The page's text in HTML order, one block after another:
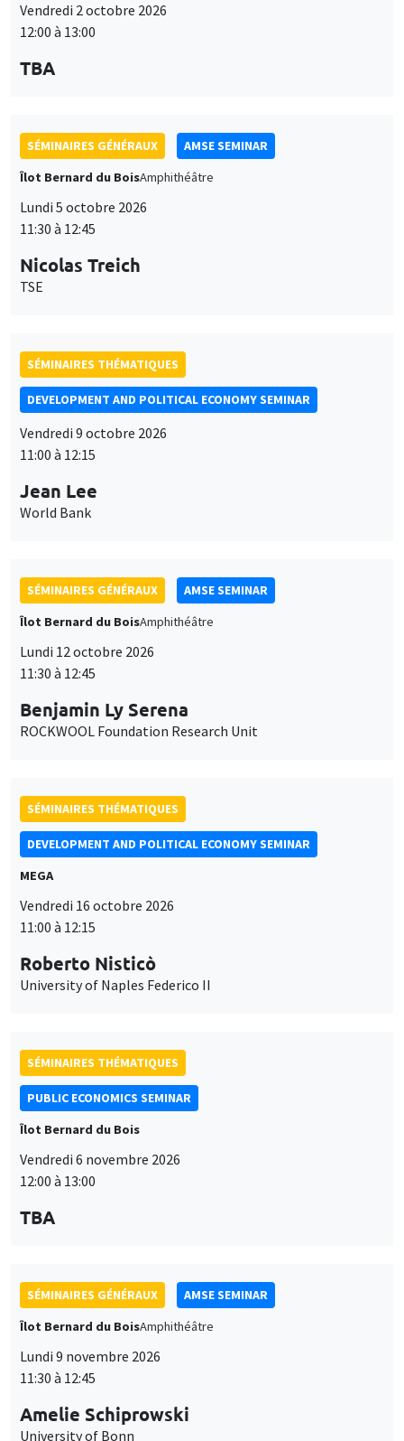
TBA
Îlot Bernard du BoisAmphithéâtre
Lundi 5 octobre 2026
11:30 à 12:45
Nicolas Treich
TSE
DEVELOPMENT AND POLITICAL ECONOMY SEMINAR
Vendredi 9 octobre 2026
11:00 à 12:15
Jean Lee
World Bank
Îlot Bernard du BoisAmphithéâtre
Lundi 12 octobre 2026
11:30 à 12:45
Benjamin Ly Serena
ROCKWOOL Foundation Research Unit
DEVELOPMENT AND POLITICAL ECONOMY SEMINAR
MEGA
Vendredi 16 octobre 2026
11:00 à 12:15
Roberto Nisticò
University of Naples Federico II
PUBLIC ECONOMICS SEMINAR
Îlot Bernard du Bois
Vendredi 6 novembre 2026
12:00 à 13:00
TBA
Îlot Bernard du BoisAmphithéâtre
Lundi 9 novembre 2026
11:30 à 12:45
Amelie Schiprowski
University of Bonn
des
personnelles
et
des
cookies
Ce site utilise des cookies et des services tiers pour garantir son bon
contenus multimédias. Vous êtes libre d’accepter, de refuser ou de
politique de confidentialité.
Personnaliser